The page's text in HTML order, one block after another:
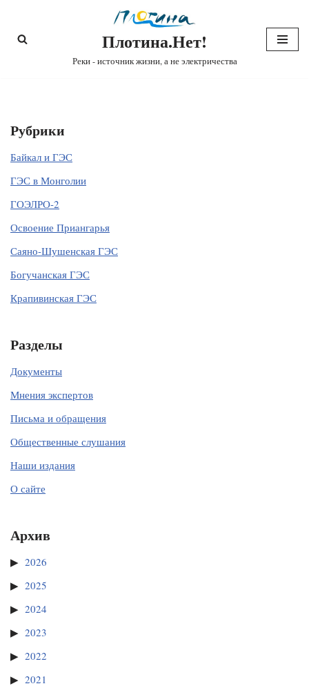
Перейти
Плотина.Нет!
Реки - источник жизни, а не электричества
Рубрики
Байкал и ГЭС
ГЭС в Монголии
ГОЭЛРО-2
Освоение Приангарья
Саяно-Шушенская ГЭС
Богучанская ГЭС
Крапивинская ГЭС
Разделы
Документы
Мнения экспертов
Письма и обращения
Общественные слушания
Наши издания
О сайте
Архив
2026
2025
2024
2023
2022
2021